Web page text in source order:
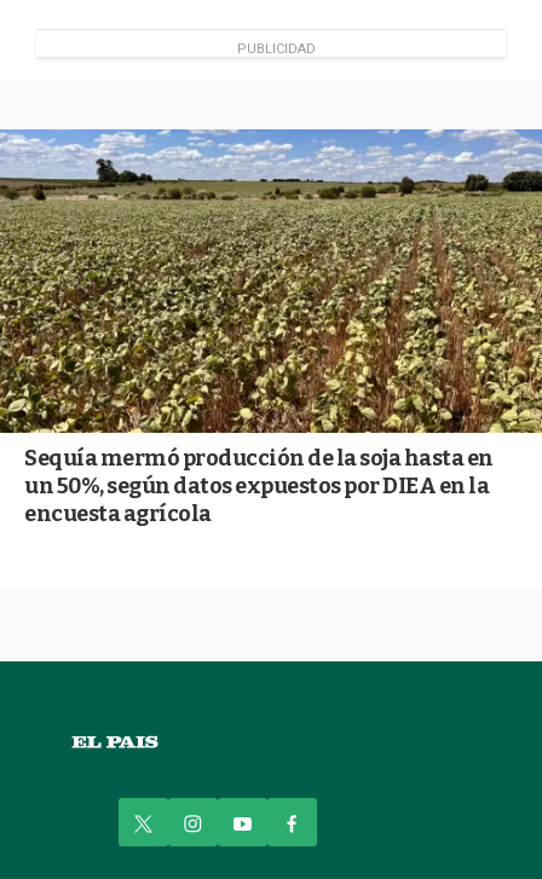
PUBLICIDAD
Sequía mermó producción de la soja hasta en
un 50%, según datos expuestos por DIEA en la
encuesta agrícola
w
i
n
y
o
a